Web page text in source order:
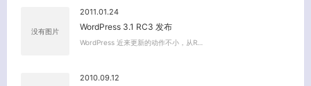
没有图片
2011.01.24
WordPress 3.1 RC3 发布
WordPress 近来更新的动作不小，从R…
2010.09.12